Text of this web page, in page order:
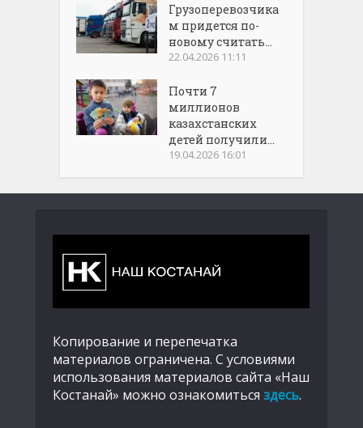
Грузоперевозчика
м придется по-
новому считать...
22.04.2026 11:11
Почти 7
миллионов
казахстанских
детей получили...
19.04.2026 16:01
Копирование и перепечатка
материалов ограничена. С условиями
использования материалов сайта «Наш
Костанай» можно ознакомиться здесь.